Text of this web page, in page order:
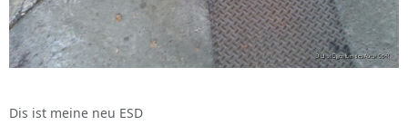
Dis ist meine neu ESD